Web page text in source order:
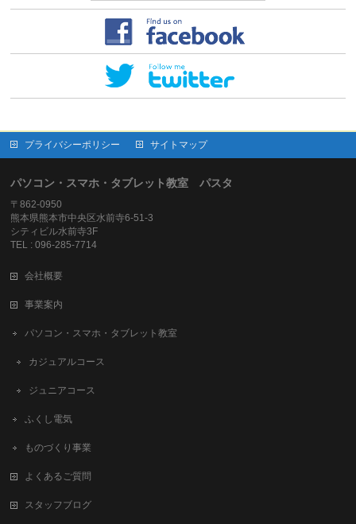
プライバシーポリシー サイトマップ
パソコン・スマホ・タブレット教室 パスタ
〒862-0950
熊本県熊本市中央区水前寺6-51-3
シティビル水前寺3F
TEL : 096-285-7714
会社概要
事業案内
パソコン・スマホ・タブレット教室
カジュアルコース
ジュニアコース
ふくし電気
ものづくり事業
よくあるご質問
スタッフブログ